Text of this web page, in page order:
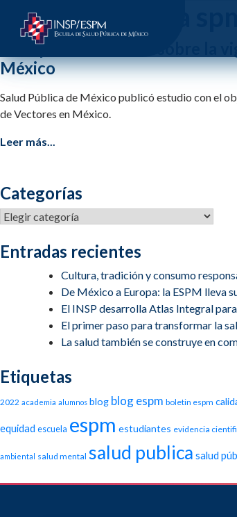
Etiqueta: revisa
SPM publica estudio sobre la
México
Salud Pública de México publicó estudio con el
de Vectores en México.
Leer más...
Categorías
Categorías
Entradas recientes
Cultura, tradición y consumo
De México a Europa: la ESPM lleva
El INSP desarrolla Atlas Integral
El primer paso para transformar la
La salud también se construye en
Etiquetas
2022 academia alumnos blog blog espm boletin espm
equidad escuela espm estudiantes evidencia
ambiental salud mental salud publica salud